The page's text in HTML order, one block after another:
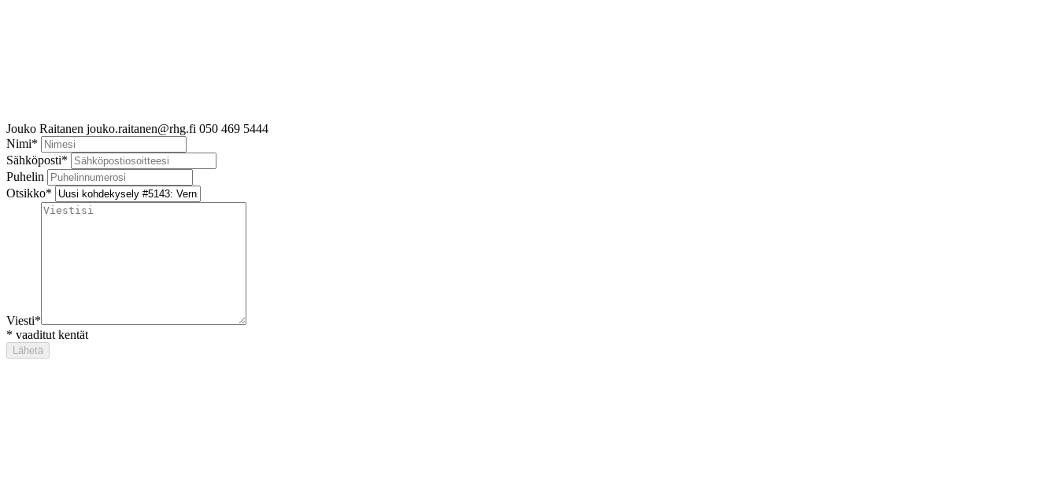
Jouko Raitanen jouko.raitanen@rhg.fi 050 469 5444
Nimi*
Sähköposti*
Puhelin
Otsikko*
Viesti*
* vaaditut kentät